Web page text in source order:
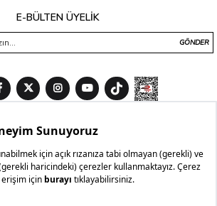
E-BÜLTEN ÜYELİK
GÖNDER